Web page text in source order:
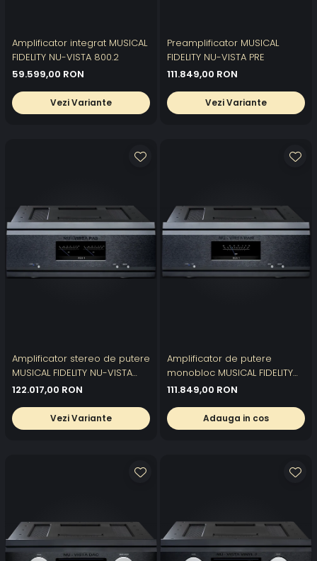
Amplificator integrat MUSICAL
FIDELITY NU-VISTA 800.2
59.599,00 RON
Vezi Variante
Preamplificator MUSICAL
FIDELITY NU-VISTA PRE
111.849,00 RON
Vezi Variante
Amplificator stereo de putere
MUSICAL FIDELITY NU-VISTA
PAS
122.017,00 RON
Vezi Variante
Amplificator de putere
monobloc MUSICAL FIDELITY
NU-VISTA PAM
111.849,00 RON
Adauga in cos